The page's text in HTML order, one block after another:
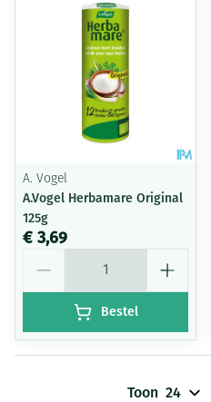
A. Vogel
A.Vogel Herbamare Original
125g
€ 3,69
Bestel
Toon